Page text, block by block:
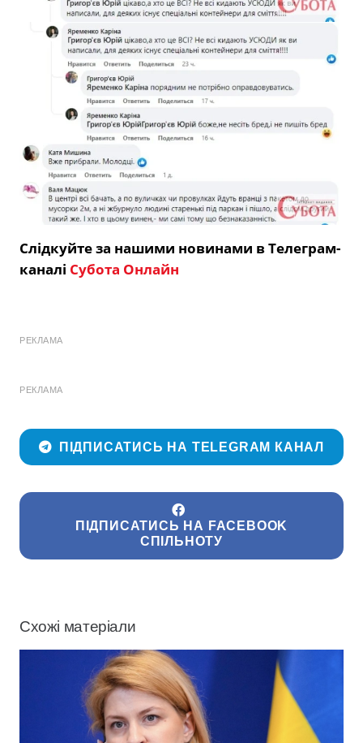
Слідкуйте за нашими новинами в Телеграм-
каналі Субота Онлайн
РЕКЛАМА
РЕКЛАМА
ПІДПИСАТИСЬ НА TELEGRAM КАНАЛ
ПІДПИСАТИСЬ НА FACEBOOK
СПІЛЬНОТУ
Схожі матеріали